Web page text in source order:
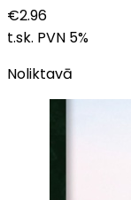
€2.96
t.sk. PVN 5%
Noliktavā